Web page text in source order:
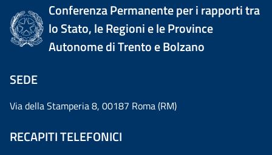
Conferenza Permanente per i rapporti tra
lo Stato, le Regioni e le Province
Autonome di Trento e Bolzano
SEDE
Via della Stamperia 8, 00187 Roma (RM)
RECAPITI TELEFONICI